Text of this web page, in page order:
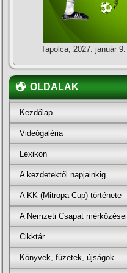
Tapolca, 2027. január 9.
OLDALAK
Kezdőlap
Videógaléria
Lexikon
A kezdetektől napjainkig
A KK (Mitropa Cup) története
A Nemzeti Csapat mérkőzései
Cikktár
Könyvek, füzetek, újságok